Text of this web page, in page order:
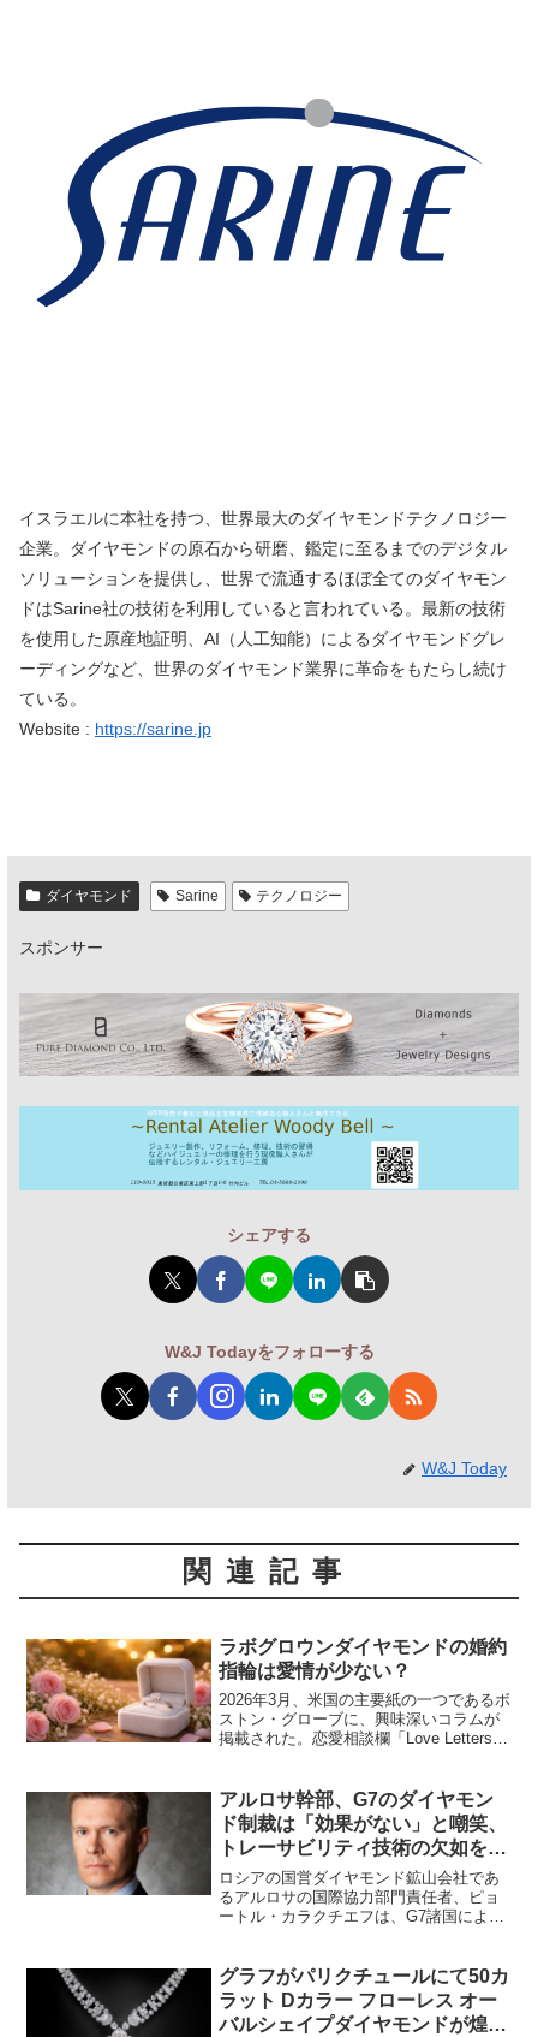
イスラエルに本社を持つ、世界最大のダイヤモンドテクノロジー
企業。ダイヤモンドの原石から研磨、鑑定に至るまでのデジタル
ソリューションを提供し、世界で流通するほぼ全てのダイヤモン
ドはSarine社の技術を利用していると言われている。最新の技術
を使用した原産地証明、AI（人工知能）によるダイヤモンドグレ
ーディングなど、世界のダイヤモンド業界に革命をもたらし続け
ている。
Website : https://sarine.jp
ダイヤモンド Sarine テクノロジー
スポンサー
シェアする
W&J Todayをフォローする
W&J Today
関連記事
ラボグロウンダイヤモンドの婚約
指輪は愛情が少ない？
2026年3月、米国の主要紙の一つであるボ
ストン・グローブに、興味深いコラムが
掲載された。恋愛相談欄「Love Letters」
アルロサ幹部、G7のダイヤモン
ド制裁は「効果がない」と嘲笑、
トレーサビリティ技術の欠如を指
摘
ロシアの国営ダイヤモンド鉱山会社であ
るアルロサの国際協力部門責任者、ピョ
ートル・カラクチエフは、G7諸国による
ないため「効果がない」と主張した。独
立系通信社インターファ...
グラフがパリクチュールにて50カ
ラット Dカラー フローレス オー
バルシェイプダイヤモンドが煌め